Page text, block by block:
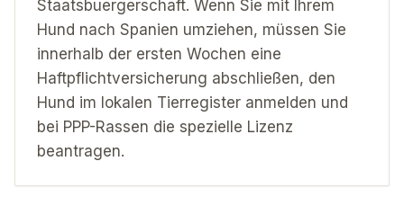
Staatsbuergerschaft. Wenn Sie mit Ihrem
Hund nach Spanien umziehen, müssen Sie
innerhalb der ersten Wochen eine
Haftpflichtversicherung abschließen, den
Hund im lokalen Tierregister anmelden und
bei PPP-Rassen die spezielle Lizenz
beantragen.